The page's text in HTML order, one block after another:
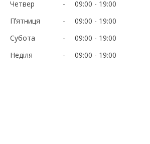
Четвер
09:00
19:00
Пʼятниця
09:00
19:00
Субота
09:00
19:00
Неділя
09:00 19:00